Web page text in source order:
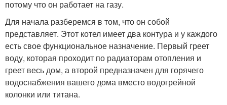
потому что он работает на газу.
Для начала разберемся в том, что он собой
представляет. Этот котел имеет два контура и у каждого
есть свое функциональное назначение. Первый греет
воду, которая проходит по радиаторам отопления и
греет весь дом, а второй предназначен для горячего
водоснабжения вашего дома вместо водогрейной
колонки или титана.